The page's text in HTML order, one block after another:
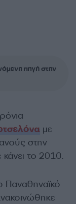
πηγή στην
με
στην
το 2010.
Παναθηναϊκό